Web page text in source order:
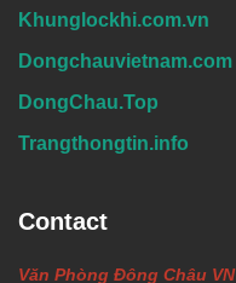
Khunglockhi.com.vn
Dongchauvietnam.com
DongChau.Top
Trangthongtin.info
Contact
Văn Phòng Đông Châu VN